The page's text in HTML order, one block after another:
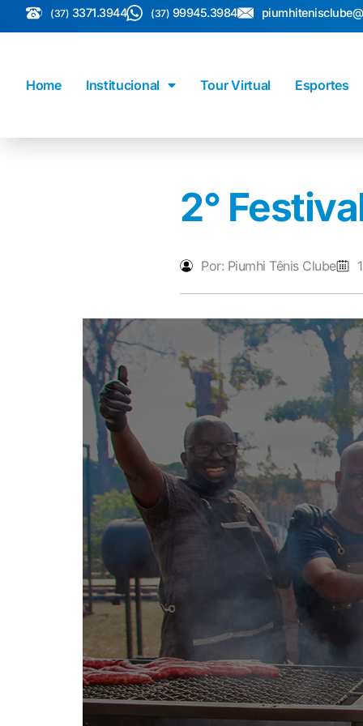
(37) 3371.3944 (37) 99945.3984
Home Institucional Tour Virtual Esportes
2°
Por: Piumhi Tênis Clube